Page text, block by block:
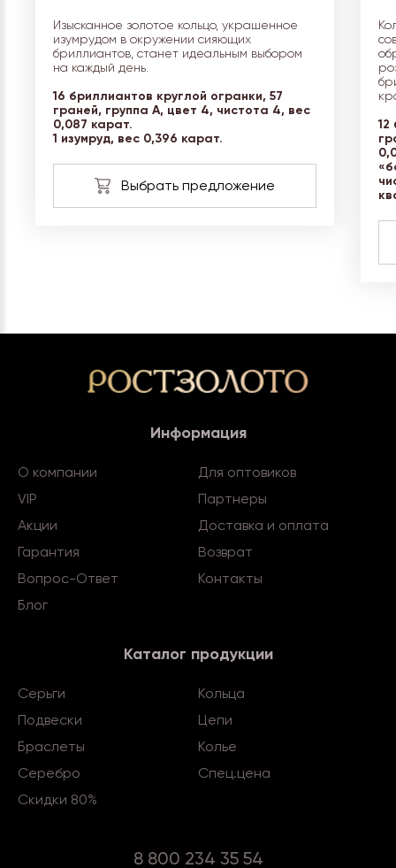
Изысканное золотое кольцо, украшенное
изумрудом в окружении сияющих
бриллиантов, станет идеальным выбором
на каждый день.
16 бриллиантов круглой огранки, 57
граней, группа А, цвет 4, чистота 4, вес
0,087 карат.
1 изумруд, вес 0,396 карат.
12
Информация
О компании
Для оптовиков
VIP
Партнеры
Акции
Доставка и оплата
Гарантия
Возврат
Вопрос-Ответ
Контакты
Блог
Каталог продукции
Серьги
Кольца
Подвески
Цепи
Браслеты
Колье
Серебро
Спец.цена
Скидки 80%
8 800 234 35 54